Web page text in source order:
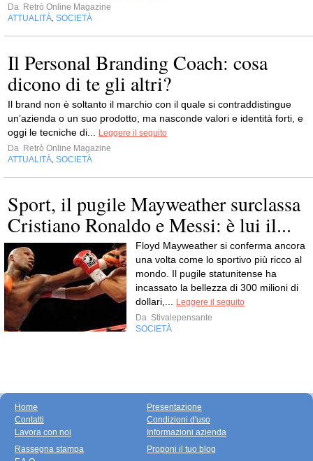
Da Retrò Online Magazine
ATTUALITÀ SOCIETÀ
Il Personal Branding Coach: cosa
dicono di te gli altri?
Il brand non è soltanto il marchio con il quale si contraddistingue
un’azienda o un suo prodotto, ma nasconde valori e identità forti, e
oggi le tecniche di...
Leggere il seguito
Da Retrò Online Magazine
ATTUALITÀ SOCIETÀ
Sport, il pugile Mayweather surclassa
Cristiano Ronaldo e Messi: è lui il...
Floyd Mayweather si conferma ancora
una volta come lo sportivo più ricco al
mondo. Il pugile statunitense ha
incassato la bellezza di 300 milioni di
dollari,...
Leggere il seguito
Da Stivalepensante
SOCIETÀ
Home
Contatti
Lavora con noi
Presentazione
Condizioni d'uso
Informazioni azienda
Rassegna stampa
Proponi il tuo blog